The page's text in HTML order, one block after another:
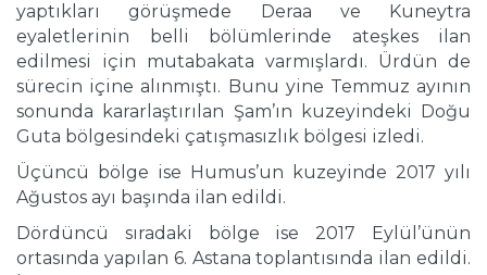
yaptıkları görüşmede Deraa ve Kuneytra
eyaletlerinin belli bölümlerinde ateşkes ilan
edilmesi için mutabakata varmışlardı. Ürdün de
sürecin içine alınmıştı. Bunu yine Temmuz ayının
sonunda kararlaştırılan Şam’ın kuzeyindeki Doğu
Guta bölgesindeki çatışmasızlık bölgesi izledi.
Üçüncü bölge ise Humus’un kuzeyinde 2017 yılı
Ağustos ayı başında ilan edildi.
Dördüncü sıradaki bölge ise 2017 Eylül’ünün
ortasında yapılan 6. Astana toplantısında ilan edildi.